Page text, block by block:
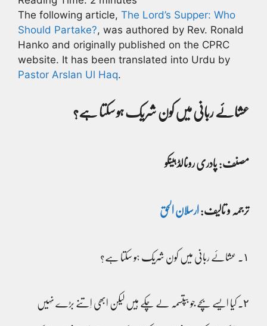
The following article, The Lord’s Supper: Who
Should Partake?, was authored by Rev. Ronald
Hanko and originally published on the CPRC
website. It has been translated into Urdu by
Pastor Arslan Ul Haq.
عشائے ربانی میں کون شریک ہو سکتا ہے؟
مصنف: پادری رونالڈ ہینکو
ترجمہ و تالیف:ارسلان الحق
١۔ عشائے ربانی میں کون شریک ہو سکتا ہے؟
٢۔ کیا ایسے بچے جو بپتسمہ لے چکے ہیں لیکن ابھی اِتنے بڑے نہیں